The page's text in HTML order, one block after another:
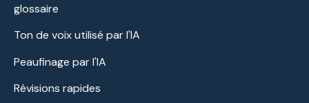
glossaire
Ton de voix utilisé par l'IA
Peaufinage par l'IA
Révisions rapides